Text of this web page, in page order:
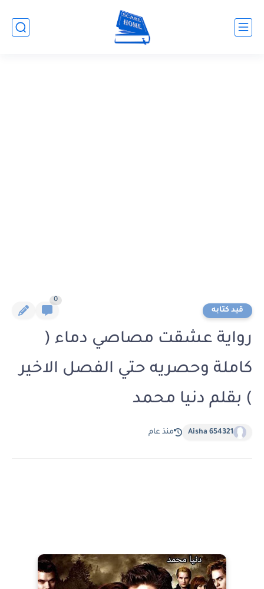
قيد كتابه
0
رواية عشقت مصاصي دماء (
كاملة وحصريه حتي الفصل الاخير
) بقلم دنيا محمد
Aisha 654321 منذ عام